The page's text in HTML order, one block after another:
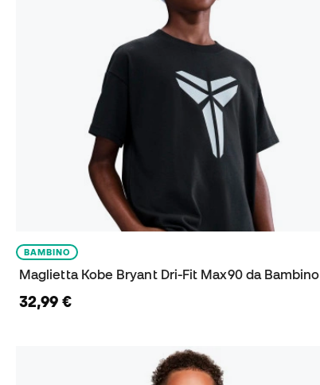
BAMBINO
Maglietta Kobe Bryant Dri-Fit Max90 da Bambino
32,99 €